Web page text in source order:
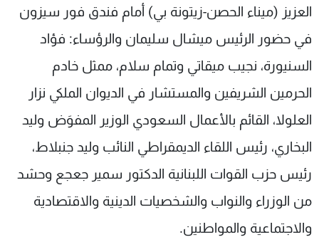
العزيز (ميناء الحصن-زيتونة بي) أمام فندق فور سيزون
في حضور الرئيس ميشال سليمان والرؤساء: فؤاد
السنيورة، نجيب ميقاتي وتمام سلام، ممثل خادم
الحرمين الشريفين والمستشار في الديوان الملكي ​نزار
العلولا، القائم بالأعمال السعودي الوزير المفوَض وليد
البخاري، رئيس اللقاء الديمقراطي النائب وليد جنبلاط،
رئيس حزب القوات اللبنانية الدكتور سمير جعجع وحشد
من الوزراء والنواب والشخصيات الدينية والاقتصادية
والاجتماعية والمواطنين.
عن MTV
الإنـتـاج
لاعلاناتكم
وظائف
تواصل معنا
شروط الإسـتخدام
سياسة الخصوصية